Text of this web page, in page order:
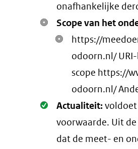
onafhankelijke
Scope van het
https://
odoorn.nl/
scope https://
odoorn.nl/
Oké.
Actualiteit:voldoet
voorwaarde. Uit
dat de meet- en